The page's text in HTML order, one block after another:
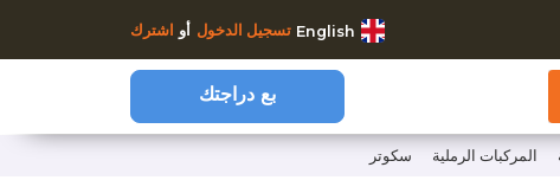
English تسجيل الدخول أو اشترك
بع دراجتك
المركبات الرملية سكوتر